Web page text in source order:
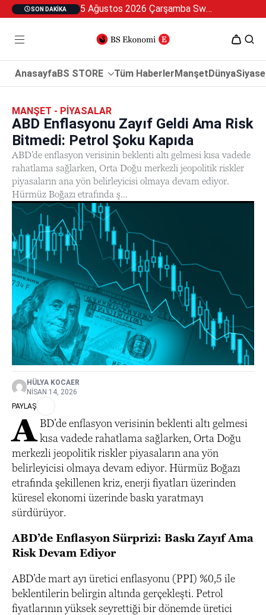
SON DAKIKA 5 Ağustos 2026 Çarşamba Swan Özel 2
AnasayfaBS STORE Tüm HaberlerManşetDünya
MANŞET - PIYASALAR
ABD Enflasyonu Zayıf Geldi Ama Risk
Bitmedi: Petrol Şoku Kapıda
ABD’de enflasyon verisinin beklenti altı gelmesi kısa vadede
rahatlama sağlarken, Orta Doğu merkezli jeopolitik riskler
piyasaların ana yön belirleyicisi olmaya devam ediyor.
Hürmüz Boğazı etrafında ş...
HÜLYA KOCAER
NISAN 14, 2026
PAYLAŞ
A BD’de enflasyon verisinin beklenti altı gelmesi
kısa vadede rahatlama sağlarken, Orta Doğu
merkezli jeopolitik riskler piyasaların ana yön
belirleyicisi olmaya devam ediyor. Hürmüz Boğazı
etrafında şekillenen kriz, enerji fiyatları üzerinden
küresel ekonomi üzerinde baskı yaratmayı
sürdürüyor.
ABD’de Enflasyon Sürprizi: Baskı Zayıf Ama
Risk Devam Ediyor
ABD’de mart ayı üretici enflasyonu (PPI) %0,5 ile
beklentilerin belirgin altında gerçekleşti. Petrol
fiyatlarının yüksek seyrettiği bir dönemde üretici